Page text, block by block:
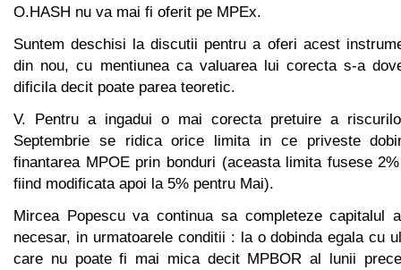
O.HASH nu va mai fi oferit pe MPEx.
Suntem deschisi la discutii pentru a oferi acest
din nou, cu mentiunea ca valuarea lui corecta s-a
dificila decit poate parea teoretic.
V. Pentru a ingadui o mai corecta pretuire a
Septembrie se ridica orice limita in ce priveste
finantarea MPOE prin bonduri (aceasta limita fusese
fiind modificata apoi la 5% pentru Mai).
Mircea Popescu va continua sa completeze capitalul
necesar, in urmatoarele conditii : la o dobinda egala cu
care nu poate fi mai mica decit MPBOR al lunii